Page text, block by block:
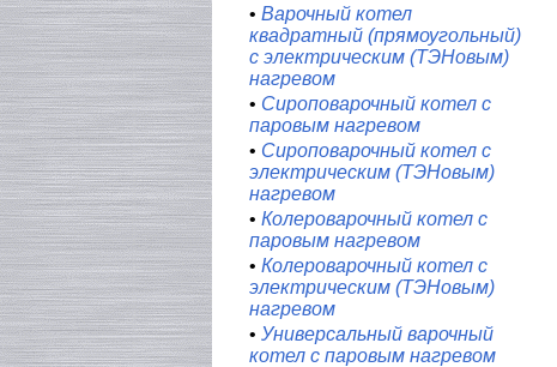
• Варочный котел
квадратный (прямоугольный)
с электрическим (ТЭНовым)
нагревом
• Сироповарочный котел с
паровым нагревом
• Сироповарочный котел с
электрическим (ТЭНовым)
нагревом
• Колероварочный котел с
паровым нагревом
• Колероварочный котел с
электрическим (ТЭНовым)
нагревом
• Универсальный варочный
котел с паровым нагревом